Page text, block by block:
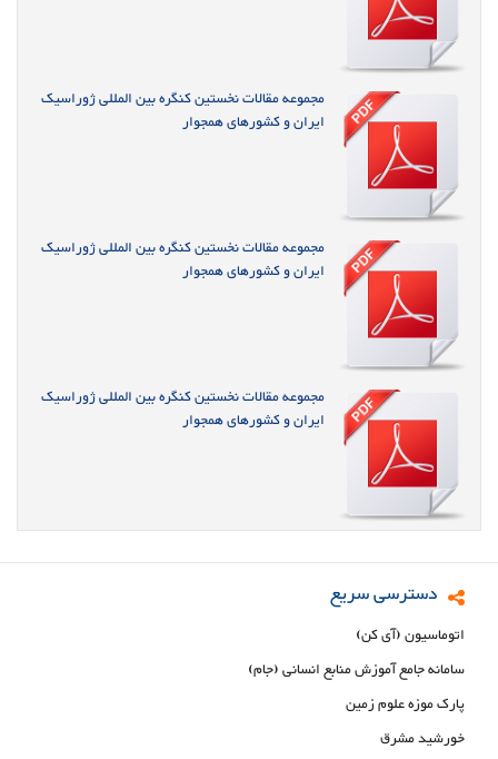
مجموعه مقالات نخستین کنگره بین المللی ژوراسیک
ایران و کشورهای همجوار
مجموعه مقالات نخستین کنگره بین المللی ژوراسیک
ایران و کشورهای همجوار
مجموعه مقالات نخستین کنگره بین المللی ژوراسیک
ایران و کشورهای همجوار
دسترسی سریع
اتوماسیون (آی کن)
سامانه جامع آموزش منابع انسانی (جام)
پارک موزه علوم زمین
خورشید مشرق